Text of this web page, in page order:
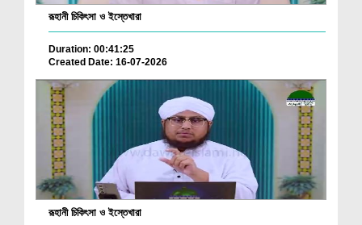
রূহানী চিকিৎসা ও ইস্তেখারা
Duration: 00:41:25
Created Date: 16-07-2026
রূহানী চিকিৎসা ও ইস্তেখারা